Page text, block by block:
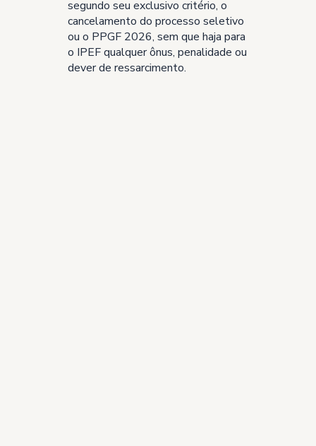
segundo seu exclusivo critério, o
cancelamento do processo seletivo
ou o PPGF 2026, sem que haja para
o IPEF qualquer ônus, penalidade ou
dever de ressarcimento.